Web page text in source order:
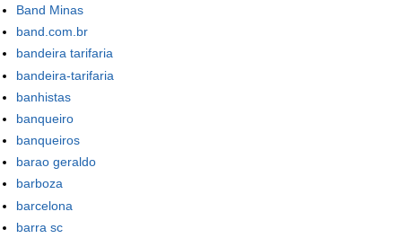
Band Minas
band.com.br
bandeira tarifaria
bandeira-tarifaria
banhistas
banqueiro
banqueiros
barao geraldo
barboza
barcelona
barra sc